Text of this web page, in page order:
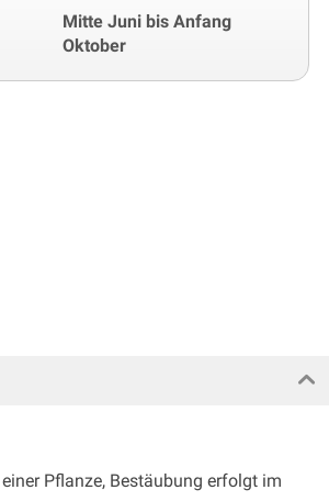
Mitte Juni bis Anfang
Oktober
Pflanze, Bestäubung erfolgt im